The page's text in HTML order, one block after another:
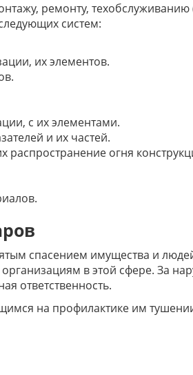
ремонту, техобслуживанию
систем:
их элементов.
с их элементами.
и их частей.
распространение огня
спасением имущества и
в этой сфере. За
ответственность.
на профилактике им